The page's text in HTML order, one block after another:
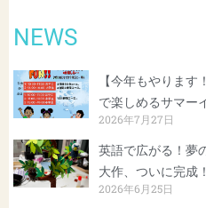
NEWS
【今年もやりま
で楽しめるサマー
2026年7月27日
英語で広がる！夢
大作、ついに完成！
2026年6月25日